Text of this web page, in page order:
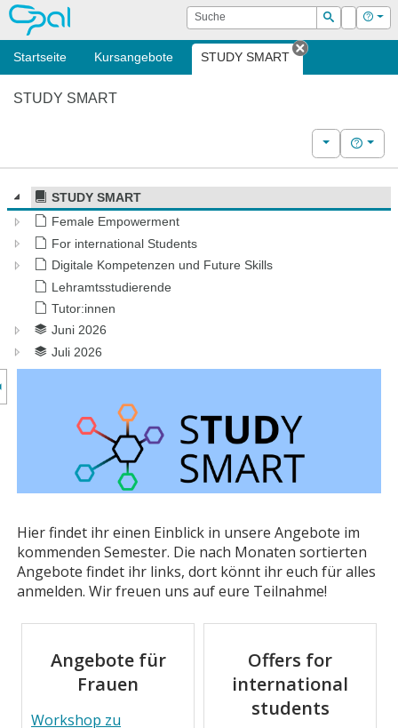
OPAL Suche
Suchen
Login Hilfe
Startseite Kursangebote STUDY SMART
Tab schließen
STUDY SMART
WeitereHilfe
STUDY SMART
Female Empowerment
For international Students
Digitale Kompetenzen und Future Skills
Lehramtsstudierende
Tutor:innen
Juni 2026
Juli 2026
des Kursmenüs